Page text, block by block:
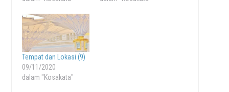
Tempat dan Lokasi (9)
09/11/2020
dalam "Kosakata"